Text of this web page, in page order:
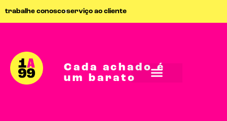
trabalhe conoscoserviço ao cliente
Cada achado é
um barato